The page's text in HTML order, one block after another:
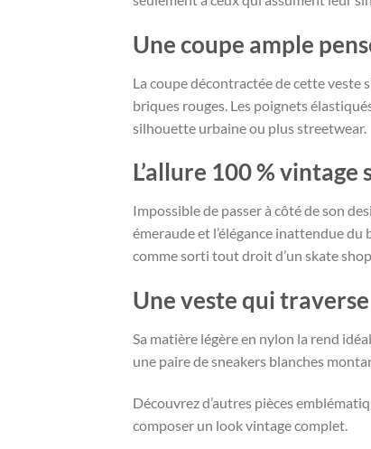
Une coupe ample
La coupe décontractée de cette veste
briques rouges. Les poignets
silhouette urbaine ou plus streetwear.
L’allure 100 % vintage
Impossible de passer à côté de son
émeraude et l’élégance inattendue
comme sorti tout droit d’un skate
Une veste qui
Sa matière légère en nylon la rend
une paire de sneakers blanches
Découvrez d’autres pièces
composer un look vintage complet.